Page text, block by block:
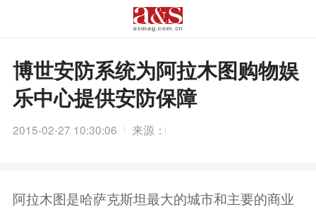
博世安防系统为阿拉木图购物娱
乐中心提供安防保障
2015-02-27 10:30:06 来源：
阿拉木图是哈萨克斯坦最大的城市和主要的商业